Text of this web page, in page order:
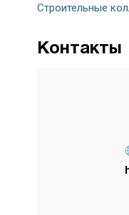
Строительные
Контакты